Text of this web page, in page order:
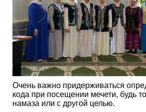
Очень важно придерживаться
кода при посещении мечети, будь
намаза или с другой целью.